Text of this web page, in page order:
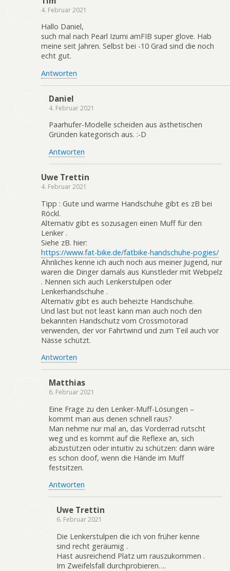
4. Februar 2021
Hallo Daniel,
such mal nach Pearl Izumi amFIB super glove. Hab
meine seit Jahren. Selbst bei -10 Grad sind die noch
echt gut.
Antworten
Daniel
4. Februar 2021
Paarhufer-Modelle scheiden aus ästhetischen
Gründen kategorisch aus. :-D
Antworten
Uwe Trettin
4. Februar 2021
Tipp : Gute und warme Handschuhe gibt es zB bei
Röckl.
Alternativ gibt es sozusagen einen Muff für den
Lenker .
Siehe zB. hier:
https://www.fat-bike.de/fatbike-handschuhe-pogies/
Ähnliches kenne ich auch noch aus meiner Jugend, nur
waren die Dinger damals aus Kunstleder mit Webpelz
. Nennen sich auch Lenkerstulpen oder
Lenkerhandschuhe .
Alternativ gibt es auch beheizte Handschuhe.
Und last but not least kann man auch noch den
bekannten Handschutz vom Crossmotorad
verwenden, der vor Fahrtwind und zum Teil auch vor
Nässe schützt.
Antworten
Matthias
6. Februar 2021
Eine Frage zu den Lenker-Muff-Lösungen –
kommt man aus denen schnell raus?
Man nehme nur mal an, das Vorderrad rutscht
weg und es kommt auf die Reflexe an, sich
abzustützen oder intuitiv zu schützen: dann wäre
es schon doof, wenn die Hände im Muff
festsitzen.
Antworten
Uwe Trettin
6. Februar 2021
Die Lenkerstulpen die ich von früher kenne
sind recht geräumig .
Hast ausreichend Platz um rauszukommen .
Im Zweifelsfall durchprobieren….